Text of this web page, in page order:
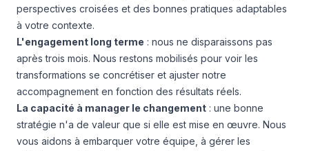
perspectives croisées et des bonnes pratiques adaptables
à votre contexte.
L'engagement long terme : nous ne disparaissons pas
après trois mois. Nous restons mobilisés pour voir les
transformations se concrétiser et ajuster notre
accompagnement en fonction des résultats réels.
La capacité à manager le changement : une bonne
stratégie n'a de valeur que si elle est mise en œuvre. Nous
vous aidons à embarquer votre équipe, à gérer les